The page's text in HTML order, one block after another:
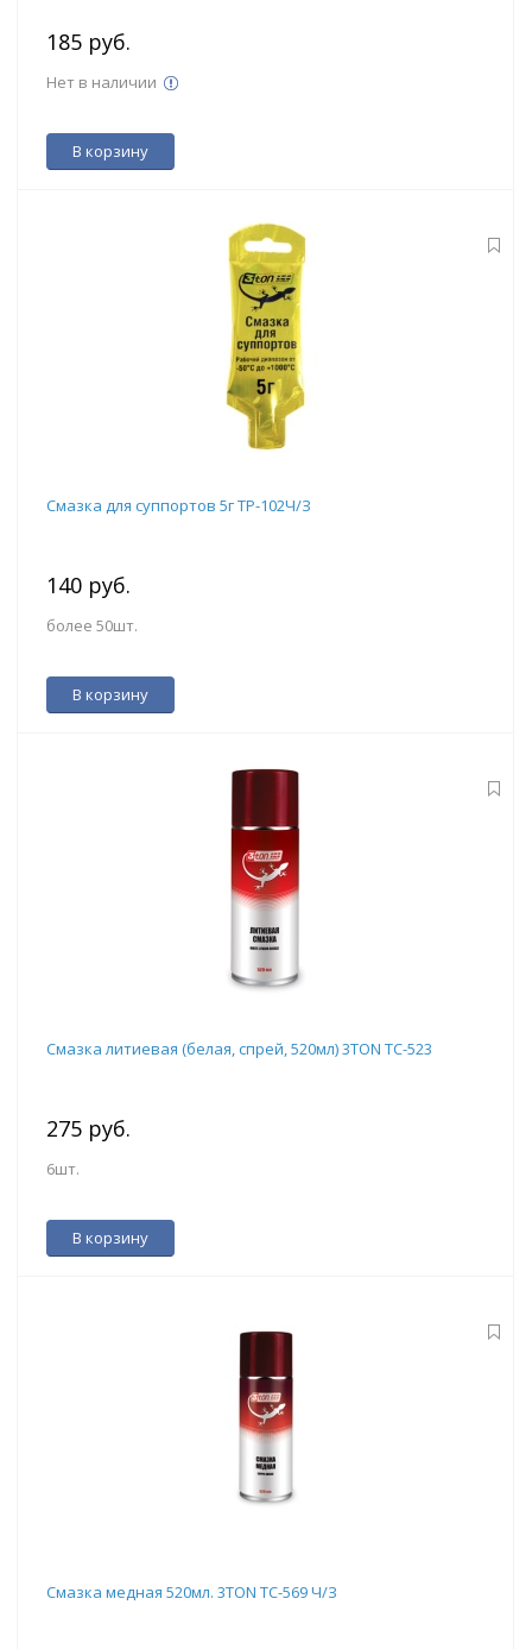
185 руб.
Нет в наличии
В корзину
Смазка для суппортов 5г ТР-102Ч/З
140 руб.
более 50шт.
В корзину
Смазка литиевая (белая, спрей, 520мл) 3TON ТС-523
275 руб.
6шт.
В корзину
Смазка медная 520мл. 3TON ТС-569 Ч/З